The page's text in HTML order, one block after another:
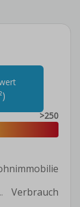
>250
Verbrauch